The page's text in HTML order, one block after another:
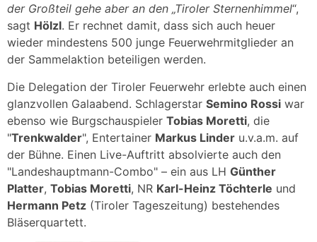
der Großteil gehe aber an den „Tiroler Sternenhimmel“,
sagt Hölzl. Er rechnet damit, dass sich auch heuer
wieder mindestens 500 junge Feuerwehrmitglieder an
der Sammelaktion beteiligen werden.
Die Delegation der Tiroler Feuerwehr erlebte auch einen
glanzvollen Galaabend. Schlagerstar Semino Rossi war
ebenso wie Burgschauspieler Tobias Moretti, die
"Trenkwalder", Entertainer Markus Linder u.v.a.m. auf
der Bühne. Einen Live-Auftritt absolvierte auch den
"Landeshauptmann-Combo" – ein aus LH Günther
Platter, Tobias Moretti, NR Karl-Heinz Töchterle und
Hermann Petz (Tiroler Tageszeitung) bestehendes
Bläserquartett.